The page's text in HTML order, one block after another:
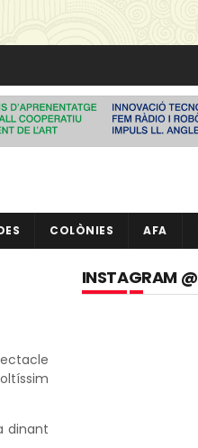
COLÒNIES AFA
dinant
INSTAGRAM